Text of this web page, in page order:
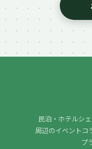
民泊・ホテルシ
周辺のイベント コ
プ